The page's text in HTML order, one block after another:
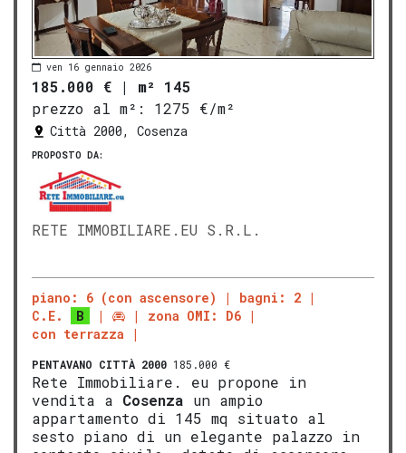
ven 16 gennaio 2026
185.000 € | m² 145
prezzo al m²:
1275 €/m²
Città 2000, Cosenza
PROPOSTO DA:
RETE IMMOBILIARE.EU S.R.L.
piano: 6 (con ascensore)
bagni: 2
C.E.
B
zona OMI: D6
con terrazza
PENTAVANO CITTÀ 2000 185.000 €
Rete Immobiliare. eu propone in
vendita a Cosenza un ampio
appartamento di 145 mq situato al
sesto piano di un elegante palazzo in